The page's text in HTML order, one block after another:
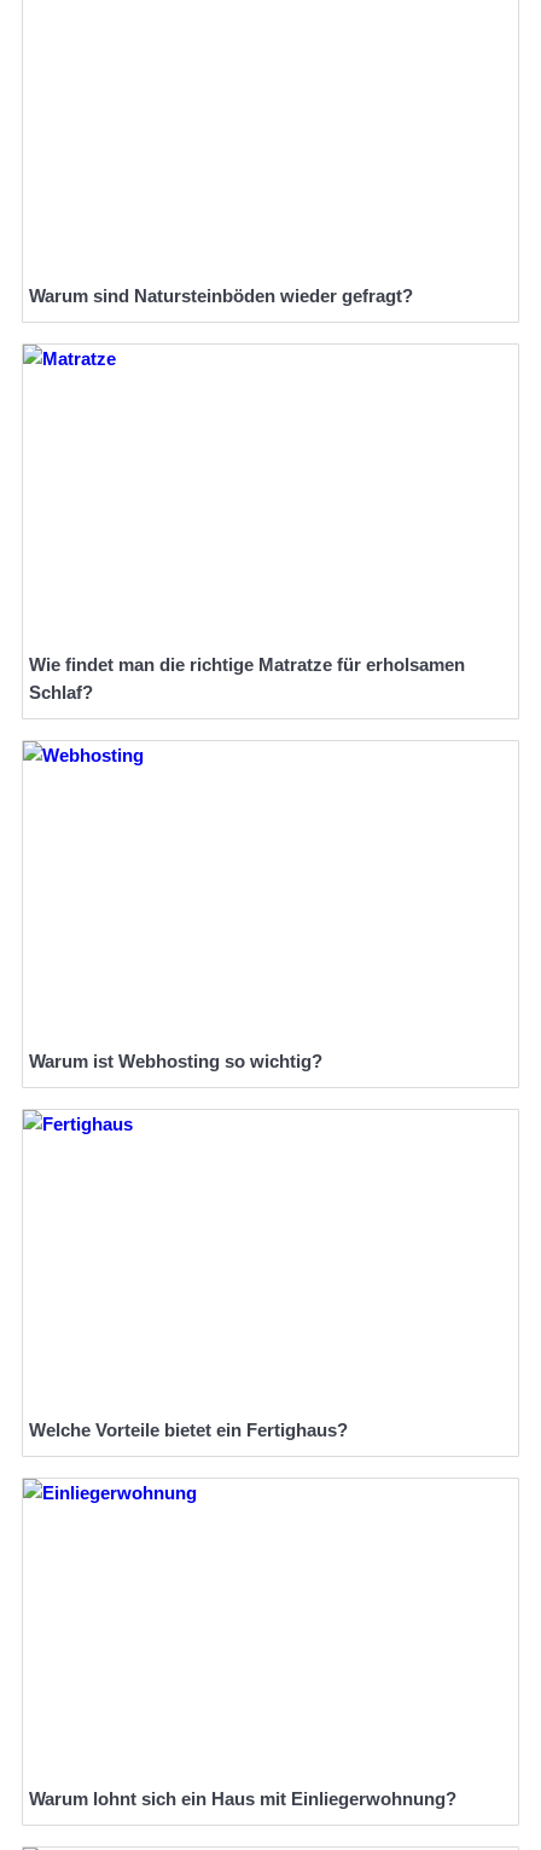
Warum sind Natursteinböden wieder gefragt?
Wie findet man die richtige Matratze für erholsamen
Schlaf?
Warum ist Webhosting so wichtig?
Welche Vorteile bietet ein Fertighaus?
Warum lohnt sich ein Haus mit Einliegerwohnung?